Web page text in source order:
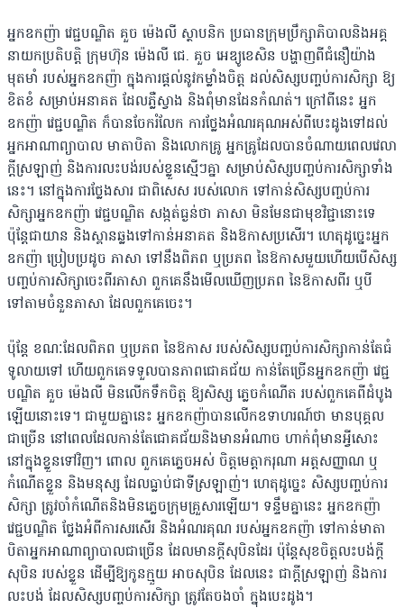
អ្នកឧកញ៉ា វេជ្ជបណ្ឌិត គួច ម៉េងលី ស្ថាបនិក ប្រធានក្រុមប្រឹក្សាភិបាលនិងអគ្គ
នាយកប្រតិបត្តិ ក្រុមហ៊ុន ម៉េងលី ជេ. គួច អេឌ្យូខេសិន បង្ហាញពីជំនឿយ៉ាង
មុតមាំ របស់អ្នកឧកញ៉ា ក្នុងការផ្ដល់នូវកម្លាំងចិត្ត ដល់សិស្សបញ្ចប់ការសិក្សា ឱ្យ
ខិតខំ សម្រាប់អនាគត ដែលភ្លឺស្វាង និងពុំមានដែនកំណត់។ ក្រៅពីនេះ អ្នក
ឧកញ៉ា វេជ្ជបណ្ឌិត ក៏បានចែករំលែក ការថ្លែងអំណរគុណអស់ពីបេះដូងទៅដល់
អ្នកអាណាព្យាបាល មាតាបិតា និងលោកគ្រូ អ្នកគ្រូដែលបានចំណាយពេលវេលា
ក្ដីស្រឡាញ់ និងការលះបង់របស់ខ្លួនស្មើៗគ្នា សម្រាប់សិស្សបញ្ចប់ការសិក្សាទាំង
នេះ។ នៅក្នុងការថ្លែងសារ ជាពិសេស របស់លោក ទៅកាន់សិស្សបញ្ចប់ការ
សិក្សាអ្នកឧកញ៉ា វេជ្ជបណ្ឌិត សង្កត់ធ្ងន់ថា ភាសា មិនមែនជាមុខវិជ្ជានោះទេ
ប៉ុន្តែជាយាន និងស្ពានឆ្លងទៅកាន់អនាគត និងឱកាសប្រសើរ។ ហេតុដូច្នេះអ្នក
ឧកញ៉ា ប្រៀបប្រដូច ភាសា ទៅនឹងពិភព ឬប្រភព នៃឱកាសមួយហើយបើសិស្ស
បញ្ចប់ការសិក្សាចេះពីរភាសា ពួកគេនឹងមើលឃើញប្រភព នៃឱកាសពីរ ឬបី
ទៅតាមចំនួនភាសា ដែលពួកគេចេះ។
ប៉ុន្តែ ខណៈដែលពិភព ឬប្រភព នៃឱកាស របស់សិស្សបញ្ចប់ការសិក្សាកាន់តែធំ
ទូលាយទៅ ហើយពួកគេទទួលបានភាពជោគជ័យ កាន់តែច្រើនអ្នកឧកញ៉ា វេជ្ជ
បណ្ឌិត គួច ម៉េងលី មិនលើកទឹកចិត្ត ឱ្យសិស្ស ភ្លេចកំណើត របស់ពួកគេពីដំបូង
ឡើយនោះទេ។ ជាមួយគ្នានេះ អ្នកឧកញ៉ាបានលើកឧទាហរណ៍ថា មានបុគ្គល
ជាច្រើន នៅពេលដែលកាន់តែជោគជ័យនិងមានអំណាច ហាក់ពុំមានអ្វីសោះ
នៅក្នុងខ្លួនទៅវិញ។ ពោល ពួកគេភ្លេចអស់ ចិត្តមេត្តាករុណា អត្តសញ្ញាណ ឬ
កំណើតខ្លួន និងមនុស្ស ដែលធ្លាប់ជាទីស្រឡាញ់។ ហេតុដូច្នេះ សិស្សបញ្ចប់ការ
សិក្សា ត្រូវចាំកំណើតនិងមិនភ្លេចក្រុមគ្រួសារឡើយ។ ទន្ទឹមគ្នានេះ អ្នកឧកញ៉ា
វេជ្ជបណ្ឌិត ថ្លែងអំពីការសរសើរ និងអំណរគុណ របស់អ្នកឧកញ៉ា ទៅកាន់មាតា
បិតាអ្នកអាណាព្យាបាលជាច្រើន ដែលមានក្ដីសុបិនដែរ ប៉ុន្តែសុខចិត្តលះបង់ក្ដី
សុបិន របស់ខ្លួន ដើម្បីឱ្យកូនក្មួយ អាចសុបិន ដែលនេះ ជាក្ដីស្រឡាញ់ និងការ
លះបង់ ដែលសិស្សបញ្ចប់ការសិក្សា ត្រូវតែចងចាំ ក្នុងបេះដូង។